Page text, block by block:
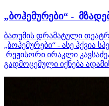
„ბოჰემურები“ -
ბათუმის დრამატული
„ბოჰემურები“ - ასე ჰქვია
რეჟისორი ირაკლი
გადმოცემული იქნება